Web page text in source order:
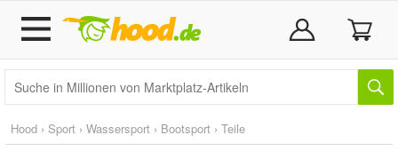
Hood › Sport › Wassersport › Bootsport › Teile